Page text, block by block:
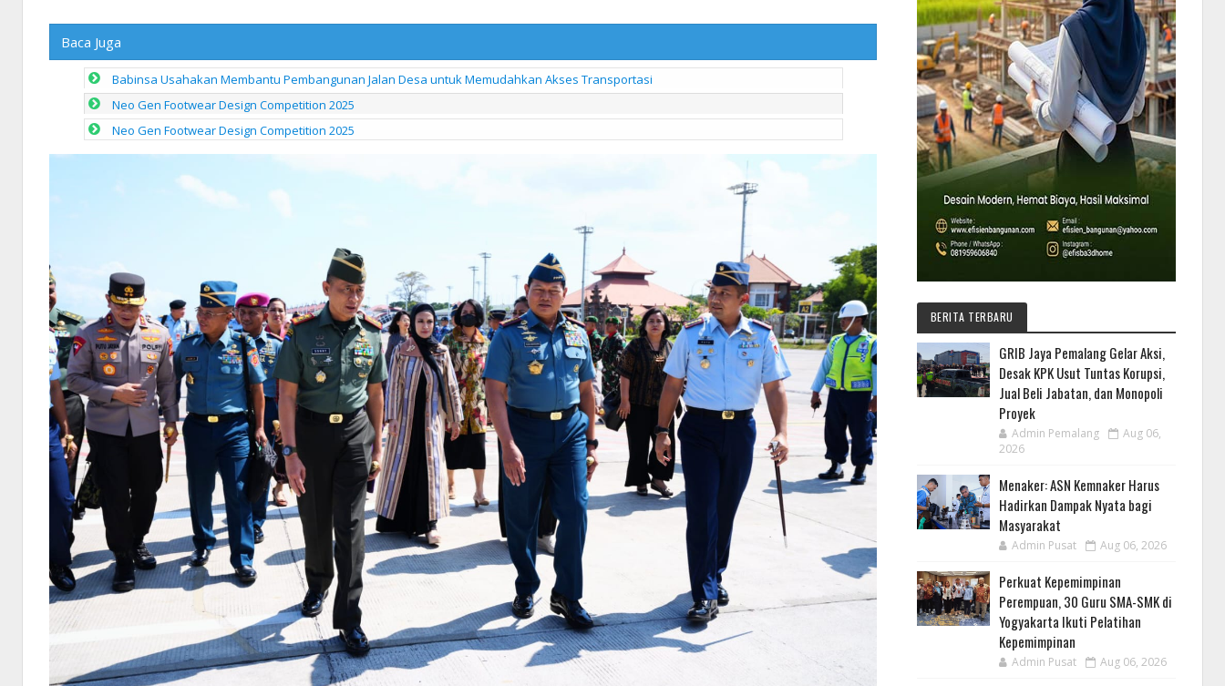
Baca Juga
Babinsa Usahakan Membantu Pembangunan Jalan Desa untuk Memudahkan Akses Transportasi
Neo Gen Footwear Design Competition 2025
Neo Gen Footwear Design Competition 2025
BERITA TERBARU
GRIB Jaya Pemalang Gelar Aksi,
Desak KPK Usut Tuntas Korupsi,
Jual Beli Jabatan, dan Monopoli
Proyek
Admin Pemalang
Aug 06,
2026
Menaker: ASN Kemnaker Harus
Hadirkan Dampak Nyata bagi
Masyarakat
Admin Pusat Aug 06, 2026
Perkuat Kepemimpinan
Perempuan, 30 Guru SMA-SMK di
Yogyakarta Ikuti Pelatihan
Kepemimpinan
Admin Pusat Aug 06, 2026